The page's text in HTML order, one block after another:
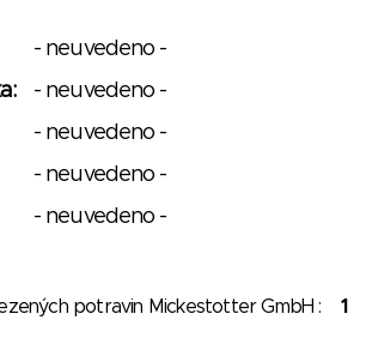
- neuvedeno -
- neuvedeno -
- neuvedeno -
- neuvedeno -
- neuvedeno -
potravin Mickestotter GmbH :1